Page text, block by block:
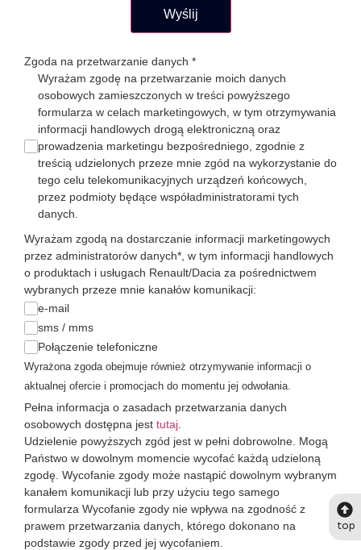
top
Wyślij
Zgoda na przetwarzanie danych *
Wyrażam zgodę na przetwarzanie moich danych
osobowych zamieszczonych w treści powyższego
formularza w celach marketingowych, w tym otrzymywania
informacji handlowych drogą elektroniczną oraz
prowadzenia marketingu bezpośredniego, zgodnie z
treścią udzielonych przeze mnie zgód na wykorzystanie do
tego celu telekomunikacyjnych urządzeń końcowych,
przez podmioty będące współadministratorami tych
danych.
Wyrażam zgodą na dostarczanie informacji marketingowych
przez administratorów danych*, w tym informacji handlowych
o produktach i usługach Renault/Dacia za pośrednictwem
wybranych przeze mnie kanałów komunikacji:
e-mail
sms / mms
Połączenie telefoniczne
Wyrażona zgoda obejmuje również otrzymywanie informacji o
aktualnej ofercie i promocjach do momentu jej odwołania.
Pełna informacja o zasadach przetwarzania danych
osobowych dostępna jest tutaj
Udzielenie powyższych zgód jest w pełni dobrowolne. Mogą
Państwo w dowolnym momencie wycofać każdą udzieloną
zgodę. Wycofanie zgody może nastąpić dowolnym wybranym
kanałem komunikacji lub przy użyciu tego samego
formularza Wycofanie zgody nie wpływa na zgodność z
prawem przetwarzania danych, którego dokonano na
podstawie zgody przed jej wycofaniem.